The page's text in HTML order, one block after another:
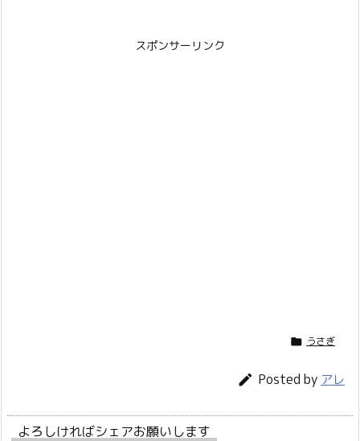
スポンサーリンク
 うさぎ
 Posted by アレ
よろしければシェアお願いします